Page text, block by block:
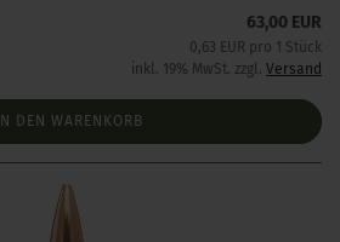
63,00 EUR
0,63 EUR pro 1 Stück
inkl. 19% MwSt. zzgl. Versand
IN DEN WARENKORB